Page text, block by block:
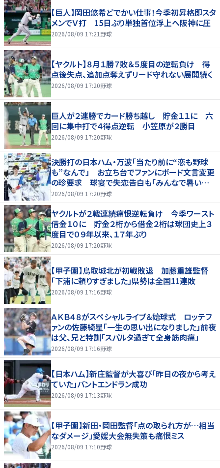
【巨人】岡田悠希どでかい仕事！今季初昇格即スタ
メンでＶ打 15日ぶり単独首位浮上へ阪神に圧
2026/08/09 17:21 野球
【ヤクルト】８月１勝７敗＆５度目の逆転負け 得
点後失点、追加点奪えずリード守れない展開続く
2026/08/09 17:20野球
巨人が２連勝でカード勝ち越し 貯金１１に 六
回に集中打で４得点逆転 小笠原が２勝目
2026/08/09 17:20野球
決勝打の日本ハム・万波「当たり前に“恋も野球
も”なんで」 お立ち台でファンにボード文言変更
の珍要求 球宴で失恋告白も「みんなで暑い夏
にしましょう！」
2026/08/09 17:20野球
ヤクルトが２戦連続痛恨逆転負け 今季ワースト
借金１０に 貯金２桁から借金２桁は球団史上３
度目で０９年以来、１７年ぶり
2026/08/09 17:20野球
【甲子園】鳥取城北が初戦敗退 加藤重雄監督
「下浦に頼りすぎました」県勢は全国11連敗
2026/08/09 17:16野球
ＡＫＢ４８がスペシャルライブ＆始球式 ロッテフ
ァンの佐藤綺星「一生の思い出になりました」前夜
は父、兄と特訓「スパルタ過ぎて全身筋肉痛」
2026/08/09 17:16野球
【日本ハム】新庄監督が大喜び「昨日の夜から考え
ていた」バントエンドラン成功
2026/08/09 17:13野球
【甲子園】新田・岡田監督「点の取られ方が…相当
なダメージ」愛媛大会無失策も痛恨ミス
2026/08/09 17:10野球